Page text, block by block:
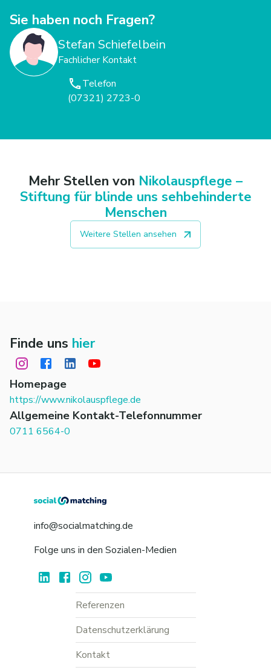
Sie haben noch Fragen?
Stefan Schiefelbein
Fachlicher Kontakt
Telefon
(07321) 2723-0
Mehr Stellen von Nikolauspflege –
Stiftung für blinde uns sehbehinderte
Menschen
Weitere Stellen ansehen
Finde uns hier
Homepage
https://www.nikolauspflege.de
Allgemeine Kontakt-Telefonnummer
0711 6564-0
info@socialmatching.de
Folge uns in den Sozialen-Medien
Referenzen
Datenschutzerklärung
Kontakt